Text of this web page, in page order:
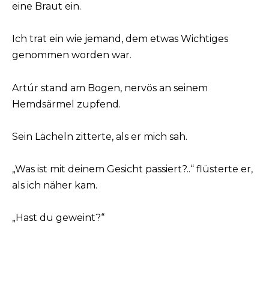
eine Braut ein.
Ich trat ein wie jemand, dem etwas Wichtiges
genommen worden war.
Artúr stand am Bogen, nervös an seinem
Hemdsärmel zupfend.
Sein Lächeln zitterte, als er mich sah.
„Was ist mit deinem Gesicht passiert?..“ flüsterte er,
als ich näher kam.
„Hast du geweint?“